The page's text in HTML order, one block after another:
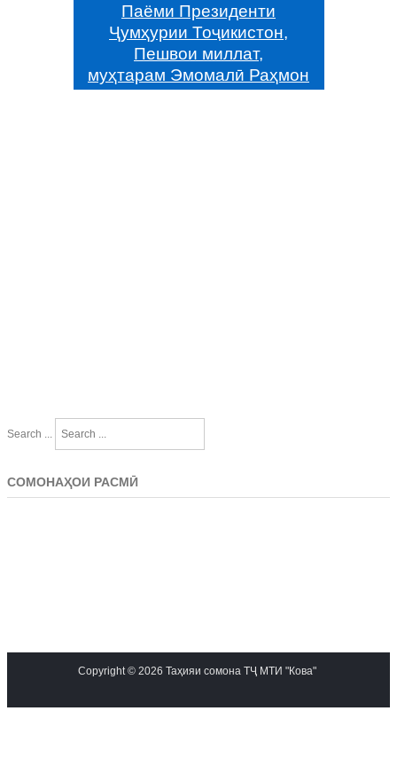
Паёми Президенти
Ҷумҳурии Тоҷикистон,
Пешвои миллат,
муҳтарам Эмомалӣ Раҳмон
Search ...
СОМОНАҲОИ РАСМӢ
Copyright © 2026 Таҳияи сомона ТҶ МТИ "Кова"